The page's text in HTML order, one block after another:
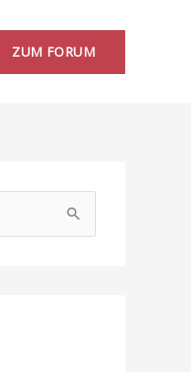
ZUM FORUM